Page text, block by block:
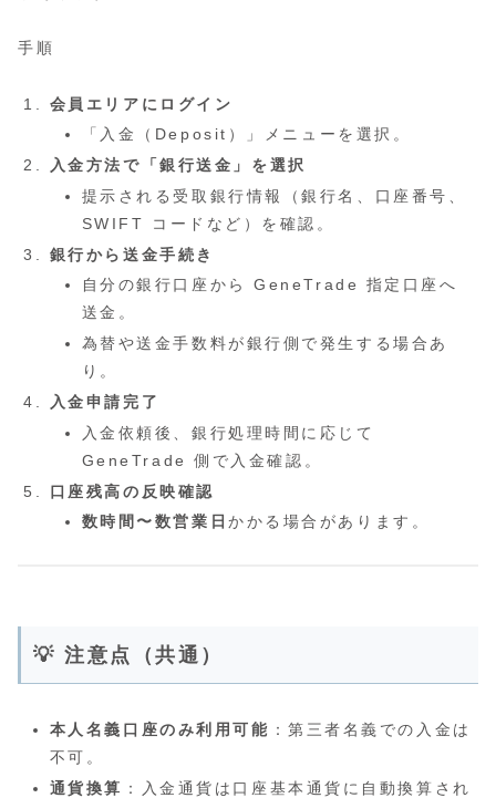
手順
会員エリアにログイン
「入金（Deposit）」メニューを選択。
入金方法で「銀行送金」を選択
提示される受取銀行情報（銀行名、口座番号、
SWIFT コードなど）を確認。
銀行から送金手続き
自分の銀行口座から GeneTrade 指定口座へ
送金。
為替や送金手数料が銀行側で発生する場合あ
り。
入金申請完了
入金依頼後、銀行処理時間に応じて
GeneTrade 側で入金確認。
口座残高の反映確認
数時間〜数営業日かかる場合があります。
💡 注意点（共通）
本人名義口座のみ利用可能 ：第三者名義での入金は
不可。
通貨換算 ：入金通貨は口座基本通貨に自動換算され